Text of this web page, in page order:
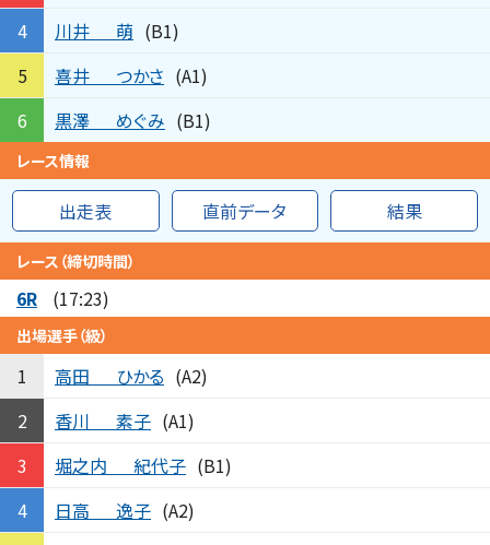
4
川井 萌 (B1)
5
喜井 つかさ (A1)
6
黒澤 めぐみ (B1)
レース情報
出走表 直前データ 結果
レース（締切時間）
6R (17:23)
出場選手（級）
1 高田 ひかる (A2)
2
香川 素子 (A1)
3
堀之内 紀代子 (B1)
4
日高 逸子 (A2)